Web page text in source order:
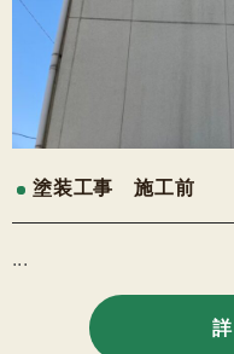
塗装工事 施工前
...